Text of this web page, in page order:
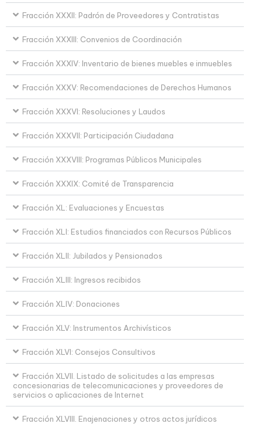
Fracción XXXII: Padrón de Proveedores y Contratistas
Fracción XXXIII: Convenios de Coordinación
Fracción XXXIV: Inventario de bienes muebles e inmuebles
Fracción XXXV: Recomendaciones de Derechos Humanos
Fracción XXXVI: Resoluciones y Laudos
Fracción XXXVII: Participación Ciudadana
Fracción XXXVIII: Programas Públicos Municipales
Fracción XXXIX: Comité de Transparencia
Fracción XL: Evaluaciones y Encuestas
Fracción XLI: Estudios financiados con Recursos Públicos
Fracción XLII: Jubilados y Pensionados
Fracción XLIII: Ingresos recibidos
Fracción XLIV: Donaciones
Fracción XLV: Instrumentos Archivísticos
Fracción XLVI: Consejos Consultivos
Fracción XLVII. Listado de solicitudes a las empresas
concesionarias de telecomunicaciones y proveedores de
servicios o aplicaciones de Internet
Fracción XLVIII. Enajenaciones y otros actos jurídicos